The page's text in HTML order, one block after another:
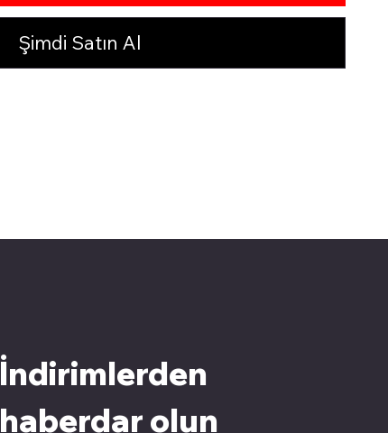
Şimdi Satın Al
İndirimlerden
haberdar olun